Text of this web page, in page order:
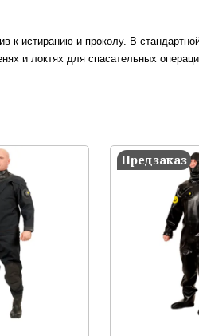
к истиранию и проколу. В
и локтях для спасательных
Предзаказ